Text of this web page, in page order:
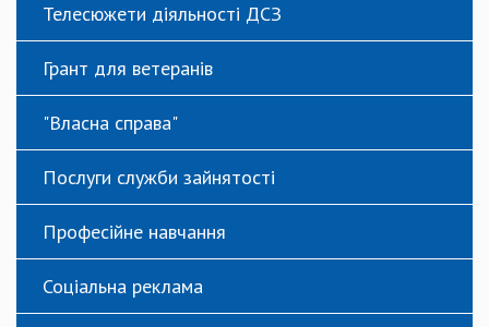
Телесюжети діяльності ДСЗ
Грант для ветеранів
"Власна справа"
Послуги служби зайнятості
Професійне навчання
Соціальна реклама